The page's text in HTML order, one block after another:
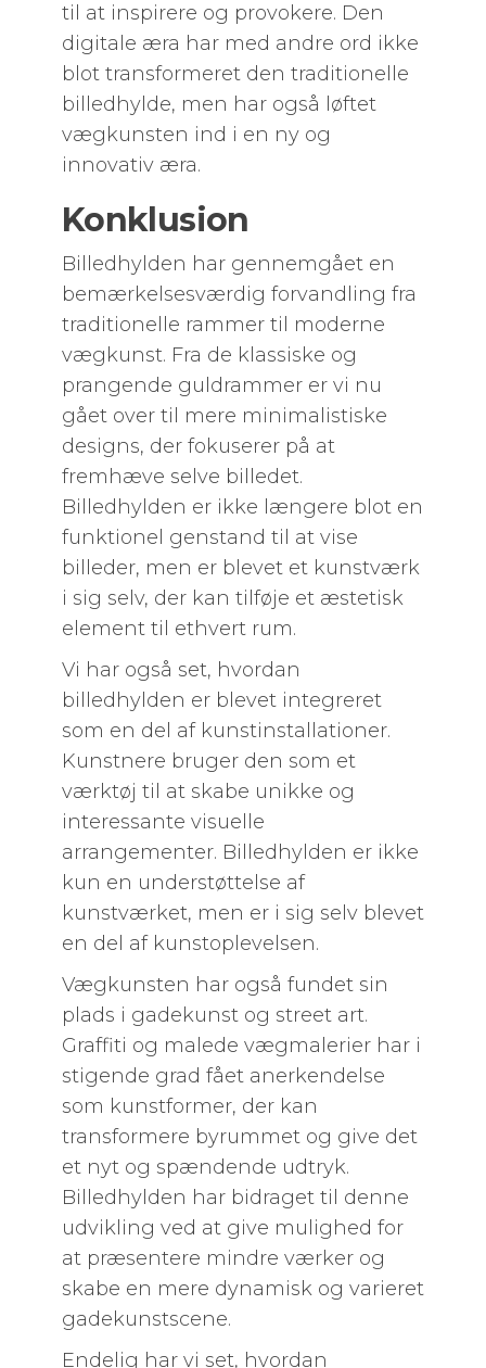
til at inspirere og provokere. Den
digitale æra har med andre ord ikke
blot transformeret den traditionelle
billedhylde, men har også løftet
vægkunsten ind i en ny og
innovativ æra.
Konklusion
Billedhylden har gennemgået en
bemærkelsesværdig forvandling fra
traditionelle rammer til moderne
vægkunst. Fra de klassiske og
prangende guldrammer er vi nu
gået over til mere minimalistiske
designs, der fokuserer på at
fremhæve selve billedet.
Billedhylden er ikke længere blot en
funktionel genstand til at vise
billeder, men er blevet et kunstværk
i sig selv, der kan tilføje et æstetisk
element til ethvert rum.
Vi har også set, hvordan
billedhylden er blevet integreret
som en del af kunstinstallationer.
Kunstnere bruger den som et
værktøj til at skabe unikke og
interessante visuelle
arrangementer. Billedhylden er ikke
kun en understøttelse af
kunstværket, men er i sig selv blevet
en del af kunstoplevelsen.
Vægkunsten har også fundet sin
plads i gadekunst og street art.
Graffiti og malede vægmalerier har i
stigende grad fået anerkendelse
som kunstformer, der kan
transformere byrummet og give det
et nyt og spændende udtryk.
Billedhylden har bidraget til denne
udvikling ved at give mulighed for
at præsentere mindre værker og
skabe en mere dynamisk og varieret
gadekunstscene.
Endelig har vi set, hvordan